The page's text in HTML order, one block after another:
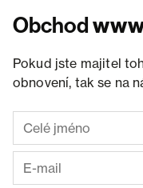
Obchod
Pokud jste majitel
obnovení, tak se na